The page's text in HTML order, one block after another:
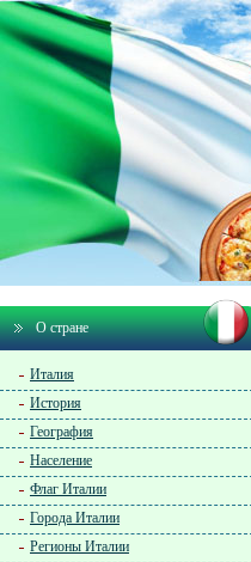
О стране
Италия
История
География
Население
Флаг Италии
Города Италии
Регионы Италии